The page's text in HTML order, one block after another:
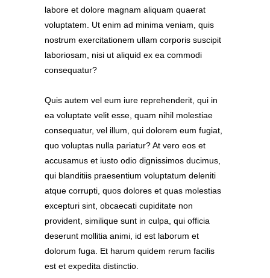
labore et dolore magnam aliquam quaerat
voluptatem. Ut enim ad minima veniam, quis
nostrum exercitationem ullam corporis suscipit
laboriosam, nisi ut aliquid ex ea commodi
consequatur?
Quis autem vel eum iure reprehenderit, qui in
ea voluptate velit esse, quam nihil molestiae
consequatur, vel illum, qui dolorem eum fugiat,
quo voluptas nulla pariatur? At vero eos et
accusamus et iusto odio dignissimos ducimus,
qui blanditiis praesentium voluptatum deleniti
atque corrupti, quos dolores et quas molestias
excepturi sint, obcaecati cupiditate non
provident, similique sunt in culpa, qui officia
deserunt mollitia animi, id est laborum et
dolorum fuga. Et harum quidem rerum facilis
est et expedita distinctio.